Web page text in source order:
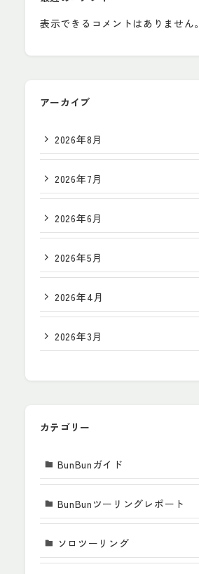
表示できるコメントはありません。
アーカイブ
2026年8月
2026年7月
2026年6月
2026年5月
2026年4月
2026年3月
カテゴリー
BunBunガイド
BunBunツーリングレポート
ソロツーリング